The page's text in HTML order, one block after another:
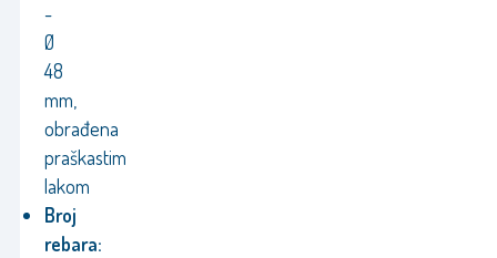
-
Ø
48
mm,
obrađena
praškastim
lakom
Broj
rebara: